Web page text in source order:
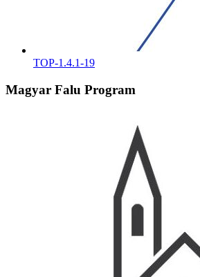
TOP-1.4.1-19
Magyar Falu Program